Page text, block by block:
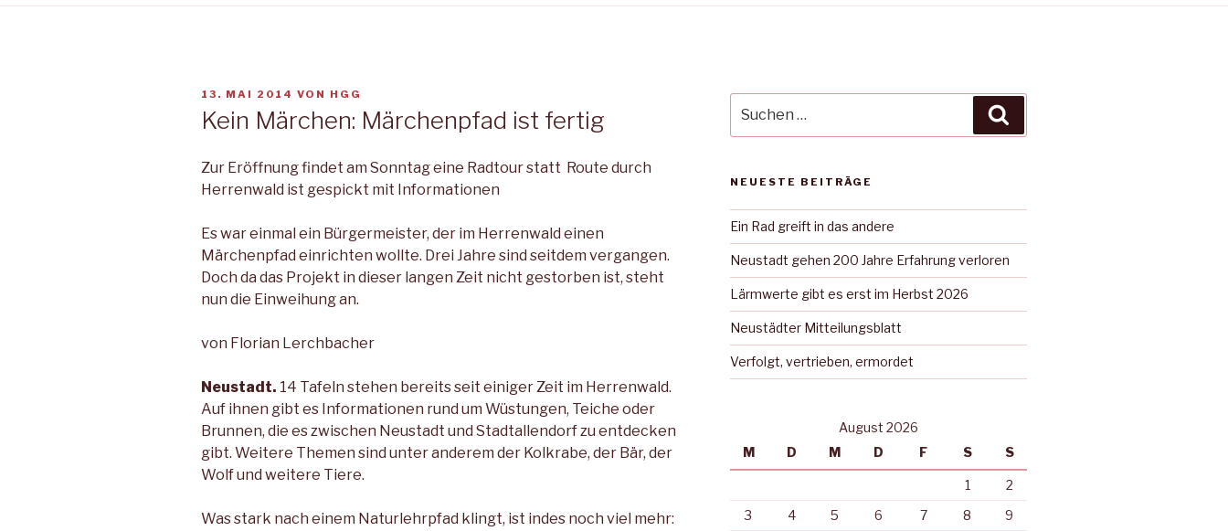
VERÖFFENTLICHT
13. MAI 2014 VON HGG
Kein Märchen: Märchenpfad ist fertig
Zur Eröffnung findet am Sonntag eine Radtour statt Route durch
Herrenwald ist gespickt mit Informationen
Es war einmal ein Bürgermeister, der im Herrenwald einen
Märchenpfad einrichten wollte. Drei Jahre sind seitdem vergangen.
Doch da das Projekt in dieser langen Zeit nicht gestorben ist, steht
nun die Einweihung an.
von Florian Lerchbacher
Neustadt. 14 Tafeln stehen bereits seit einiger Zeit im Herrenwald.
Auf ihnen gibt es Informationen rund um Wüstungen, Teiche oder
Brunnen, die es zwischen Neustadt und Stadtallendorf zu entdecken
gibt. Weitere Themen sind unter anderem der Kolkrabe, der Bär, der
Wolf und weitere Tiere.
Was stark nach einem Naturlehrpfad klingt, ist indes noch viel mehr:
nach:
NEUESTE BEITRÄGE
Ein Rad greift in das andere
Neustadt gehen 200 Jahre Erfahrung verloren
Lärmwerte gibt es erst im Herbst 2026
Neustädter Mitteilungsblatt
Verfolgt, vertrieben, ermordet
August 2026
M
D M D F S S
1
2
3
4 5 6 7 8
9